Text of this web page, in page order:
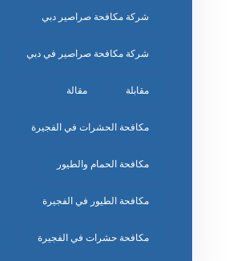
شركة مكافحة صراصير دبي
شركة مكافحة صراصير في دبي
مقابلة مقالة
مكافحة الحشرات في الفجيرة
مكافحة الحمام والطيور
مكافحة الطيور في الفجيرة
مكافحة حشرات في الفجيرة